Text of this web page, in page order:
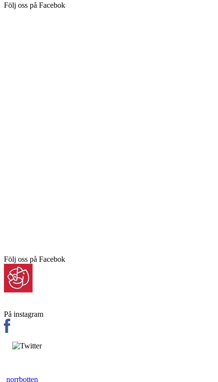
Följ oss på Facebok
Följ oss på Facebok
På instagram
norrbotten